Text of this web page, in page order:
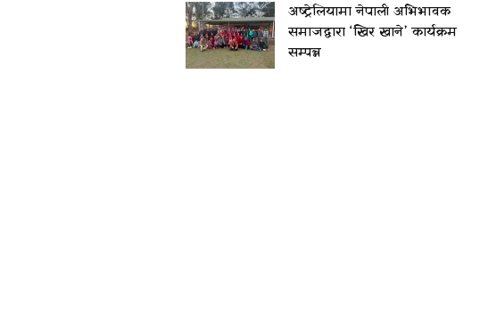
अष्ट्रेलियामा नेपाली अभिभावक
समाजद्वारा ‘खिर खाने’ कार्यक्रम
सम्पन्न